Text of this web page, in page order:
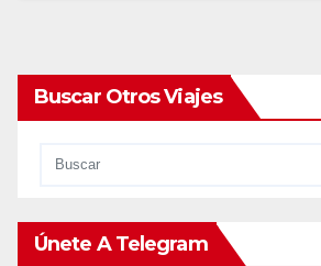
Buscar Otros Viajes
Únete A Telegram